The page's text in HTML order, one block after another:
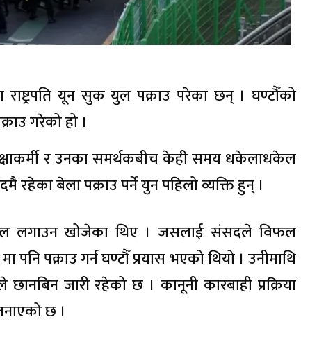
राष्ट्रपति यून सुक युल पक्राउ परेका छन् । घण्टौँको
गरेको हो ।
र उनका समर्थकबीच केही समय धकेलाधकेल
रहेका बेला पक्राउ पर्ने युन पहिलो व्यक्ति हुन् ।
ल लगाउन खोजेका थिए । जसलाई संसदले विफल
पनि पक्राउ गर्न घण्टौँ प्रयास भएको थियो । उनीमाथि
जारी रहेको छ । कानूनी कारबाही प्रक्रिया
छ ।